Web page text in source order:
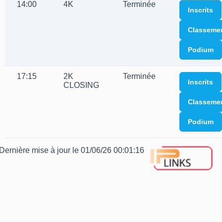
14:00 4K Terminée
Inscrits
Podium
17:15
2K
CLOSING
Terminée
Inscrits
Podium
mise à jour le 01/06/26 00:01:16